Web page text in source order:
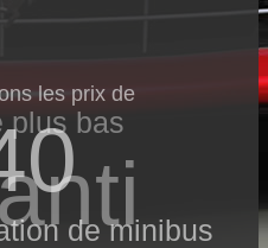
les prix de
de minibus
plus bas